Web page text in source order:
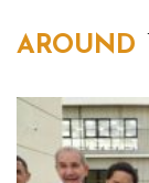
AROUND